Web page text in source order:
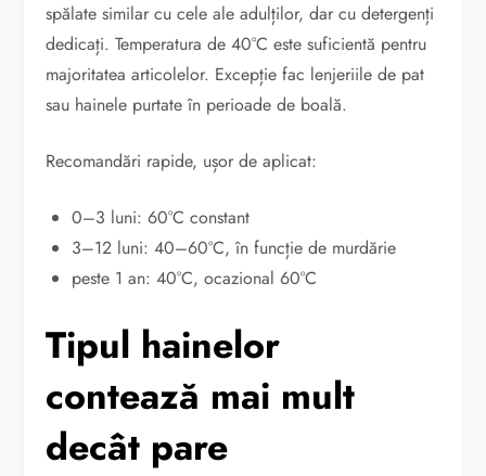
spălate similar cu cele ale adulților, dar cu detergenți
dedicați. Temperatura de 40°C este suficientă pentru
majoritatea articolelor. Excepție fac lenjeriile de pat
sau hainele purtate în perioade de boală.
Recomandări rapide, ușor de aplicat:
0–3 luni: 60°C constant
3–12 luni: 40–60°C, în funcție de murdărie
peste 1 an: 40°C, ocazional 60°C
Tipul hainelor
contează mai mult
decât pare